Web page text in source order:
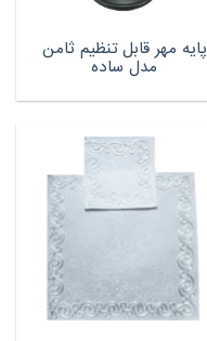
پایه مهر قابل تنظیم ثامن
مدل ساده